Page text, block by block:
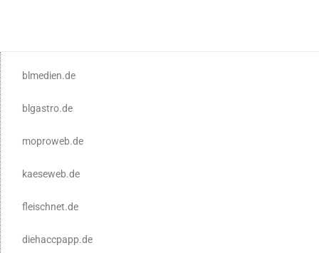
blmedien.de
blgastro.de
moproweb.de
kaeseweb.de
fleischnet.de
diehaccpapp.de